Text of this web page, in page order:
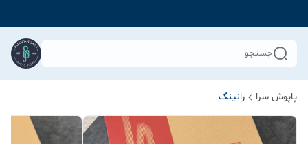
جستجو
پاپوش سرا رانینگ